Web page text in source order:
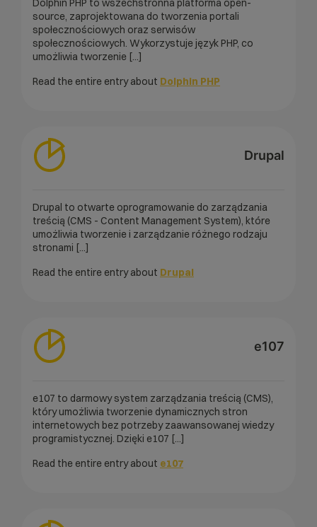
Dolphin PHP to wszechstronna platforma open-
source, zaprojektowana do tworzenia portali
społecznościowych oraz serwisów
społecznościowych. Wykorzystuje język PHP, co
umożliwia tworzenie [...]
Read the entire entry about Dolphin PHP
Drupal
Drupal to otwarte oprogramowanie do zarządzania
treścią (CMS - Content Management System), które
umożliwia tworzenie i zarządzanie różnego rodzaju
stronami [...]
Read the entire entry about Drupal
e107
e107 to darmowy system zarządzania treścią (CMS),
który umożliwia tworzenie dynamicznych stron
internetowych bez potrzeby zaawansowanej wiedzy
programistycznej. Dzięki e107 [...]
Read the entire entry about e107